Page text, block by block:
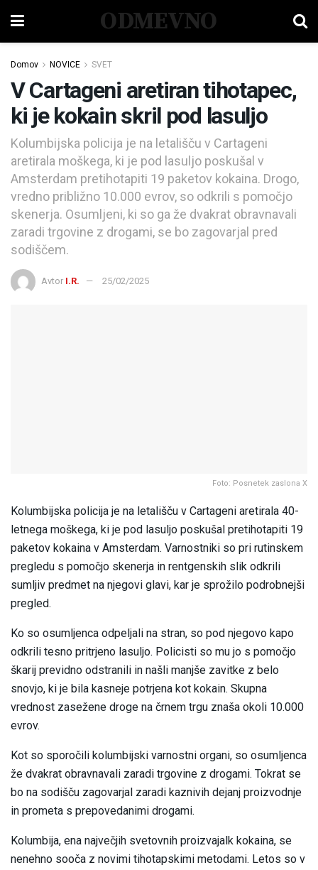
ODMEVNO
Domov NOVICE SVET
V Cartageni aretiran tihotapec,
ki je kokain skril pod lasuljo
Kolumbijska policija je na letališču v Cartageni
aretirala moškega, ki je pod lasuljo poskušal v
Amsterdam pretihotapiti 19 paketov kokaina. Drogo,
vredno približno 10.000 evrov, so odkrili s pomočjo
skenerja. Osumljeni, ki so ga že dvakrat obravnavali
zaradi trgovine z drogami, se bo zagovarjal pred
sodiščem.
Avtor I.R. 25/02/2025
Foto: Posnetek zaslona X
Kolumbijska policija je na letališču v Cartageni aretirala 40-
letnega moškega, ki je pod lasuljo poskušal pretihotapiti 19
paketov kokaina v Amsterdam. Varnostniki so pri rutinskem
pregledu s pomočjo skenerja in rentgenskih slik odkrili
sumljiv predmet na njegovi glavi, kar je sprožilo podrobnejši
pregled.
Ko so osumljenca odpeljali na stran, so pod njegovo kapo
odkrili tesno pritrjeno lasuljo. Policisti so mu jo s pomočjo
škarij previdno odstranili in našli manjše zavitke z belo
snovjo, ki je bila kasneje potrjena kot kokain. Skupna
vrednost zasežene droge na črnem trgu znaša okoli 10.000
evrov.
Kot so sporočili kolumbijski varnostni organi, so osumljenca
že dvakrat obravnavali zaradi trgovine z drogami. Tokrat se
bo na sodišču zagovarjal zaradi kaznivih dejanj proizvodnje
in prometa s prepovedanimi drogami.
Kolumbija, ena največjih svetovnih proizvajalk kokaina, se
nenehno sooča z novimi tihotapskimi metodami. Letos so v